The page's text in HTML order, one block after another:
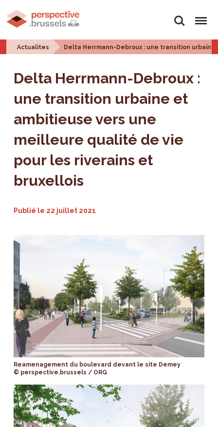
Rechercher
Menu
Actualites Delta Herrmann-Debroux : une transition
Delta Herrmann-Debroux :
une transition urbaine et
ambitieuse vers une
meilleure qualité de vie
pour les riverains et
bruxellois
Publié le 22 juillet 2021
Reamenagement du boulevard devant le site Demey
© perspective.brussels / ORG